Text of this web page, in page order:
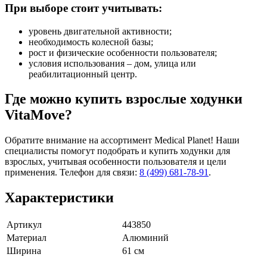
При выборе стоит учитывать:
уровень двигательной активности;
необходимость колесной базы;
рост и физические особенности пользователя;
условия использования – дом, улица или
реабилитационный центр.
Где можно купить взрослые ходунки
VitaMove?
Обратите внимание на ассортимент Medical Planet! Наши
специалисты помогут подобрать и купить ходунки для
взрослых, учитывая особенности пользователя и цели
применения. Телефон для связи: 8 (499) 681-78-91 .
Характеристики
Артикул
443850
Материал
Алюминий
Ширина
61 см